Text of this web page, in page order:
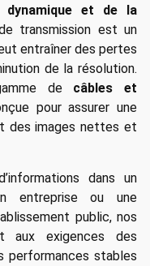
dynamique et de la
transmission est un
entraîner des pertes
de la résolution.
de câbles et
pour assurer une
des images nettes et
dans un
entreprise ou une
public, nos
aux exigences des
performances stables